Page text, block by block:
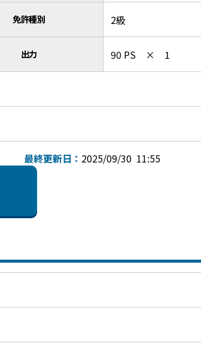
免許種別 2級
出力 90 PS × 1
最終更新日： 2025/09/30 11:55